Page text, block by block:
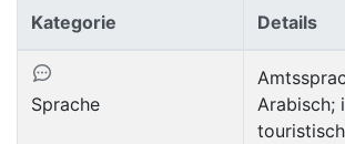
Kategorie Details
Sprache
Arabisch;